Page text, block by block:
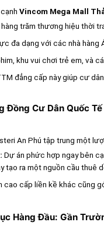
Vincom Mega Mall
trăm thương hiệu thời
đa dạng với các nhà
khu vui chơi trẻ em, và
đẳng cấp này giúp cư
Đồng Cư Dân Quốc
An Phú tập trung một
Dự án phức hợp ngay bên
tạo ra một nguồn cầu thuê
cao cấp liền kề khác cũng
Hàng Đầu: Gần